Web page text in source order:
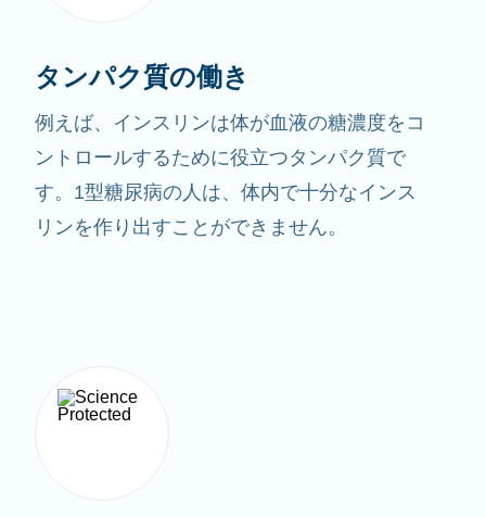
タンパク質の働き
例えば、インスリンは体が血液の糖濃度をコ
ントロールするために役立つタンパク質で
す。1型糖尿病の人は、体内で十分なインス
リンを作り出すことができません。